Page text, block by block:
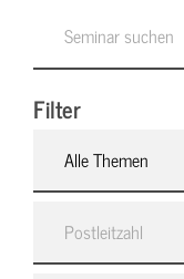
Filter
Alle Themen